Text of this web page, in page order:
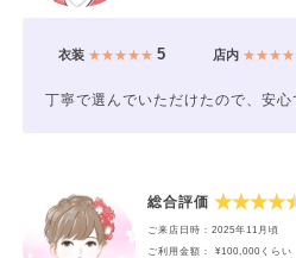
衣装★★★★★ 5 店内
丁寧で選んでいただけたので、安心
総合評価
ご来店日時：2025年11月頃
ご利用金額： ¥100,000くらい